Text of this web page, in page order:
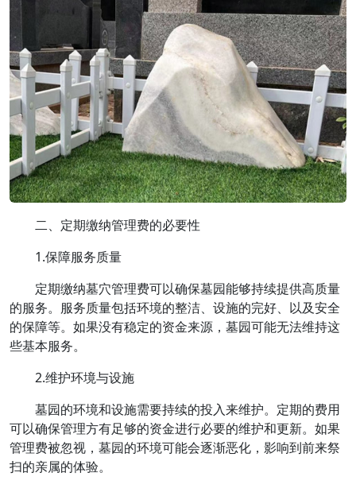
二、定期缴纳管理费的必要性
1.保障服务质量
定期缴纳墓穴管理费可以确保墓园能够持续提供高质量
的服务。服务质量包括环境的整洁、设施的完好、以及安全
的保障等。如果没有稳定的资金来源，墓园可能无法维持这
些基本服务。
2.维护环境与设施
墓园的环境和设施需要持续的投入来维护。定期的费用
可以确保管理方有足够的资金进行必要的维护和更新。如果
管理费被忽视，墓园的环境可能会逐渐恶化，影响到前来祭
扫的亲属的体验。